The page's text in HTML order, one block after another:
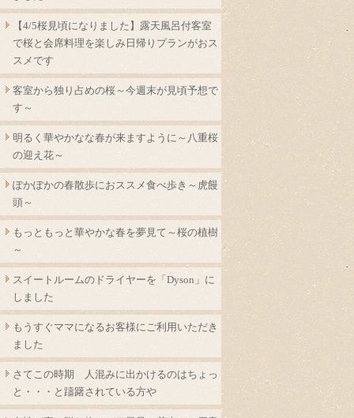
【4/5桜見頃になりました】露天風呂付客室
で桜と会席料理を楽しみ日帰りプランがおス
スメです
客室から独り占めの桜～今週末が見頃予想で
す～
明るく華やかなな春が来ますように～八重桜
の迎え花～
ぽかぽかの春散歩におススメ食べ歩き～虎饅
頭～
もっともっと華やかな春を夢見て～桜の植樹
～
スイートルームのドライヤーを「Dyson」に
しました
もうすぐママになるお客様にご利用いただき
ました
さてこの時期 人混みに出かけるのはちょっ
と・・・と躊躇されている方や